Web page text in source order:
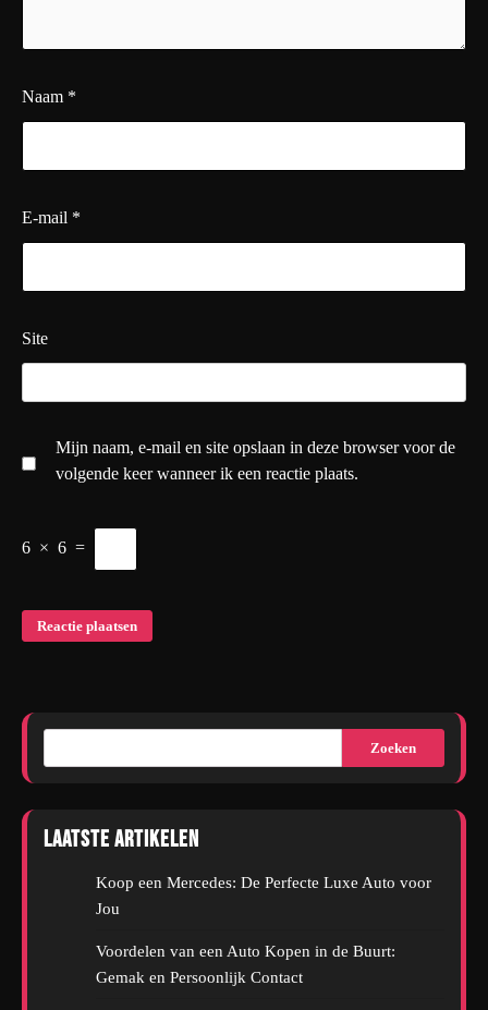
Naam *
E-mail *
Site
Mijn naam, e-mail en site opslaan in deze browser voor de
volgende keer wanneer ik een reactie plaats.
6 × 6 =
Zoeken
Laatste artikelen
Koop een Mercedes: De Perfecte Luxe Auto voor
Jou
Voordelen van een Auto Kopen in de Buurt:
Gemak en Persoonlijk Contact